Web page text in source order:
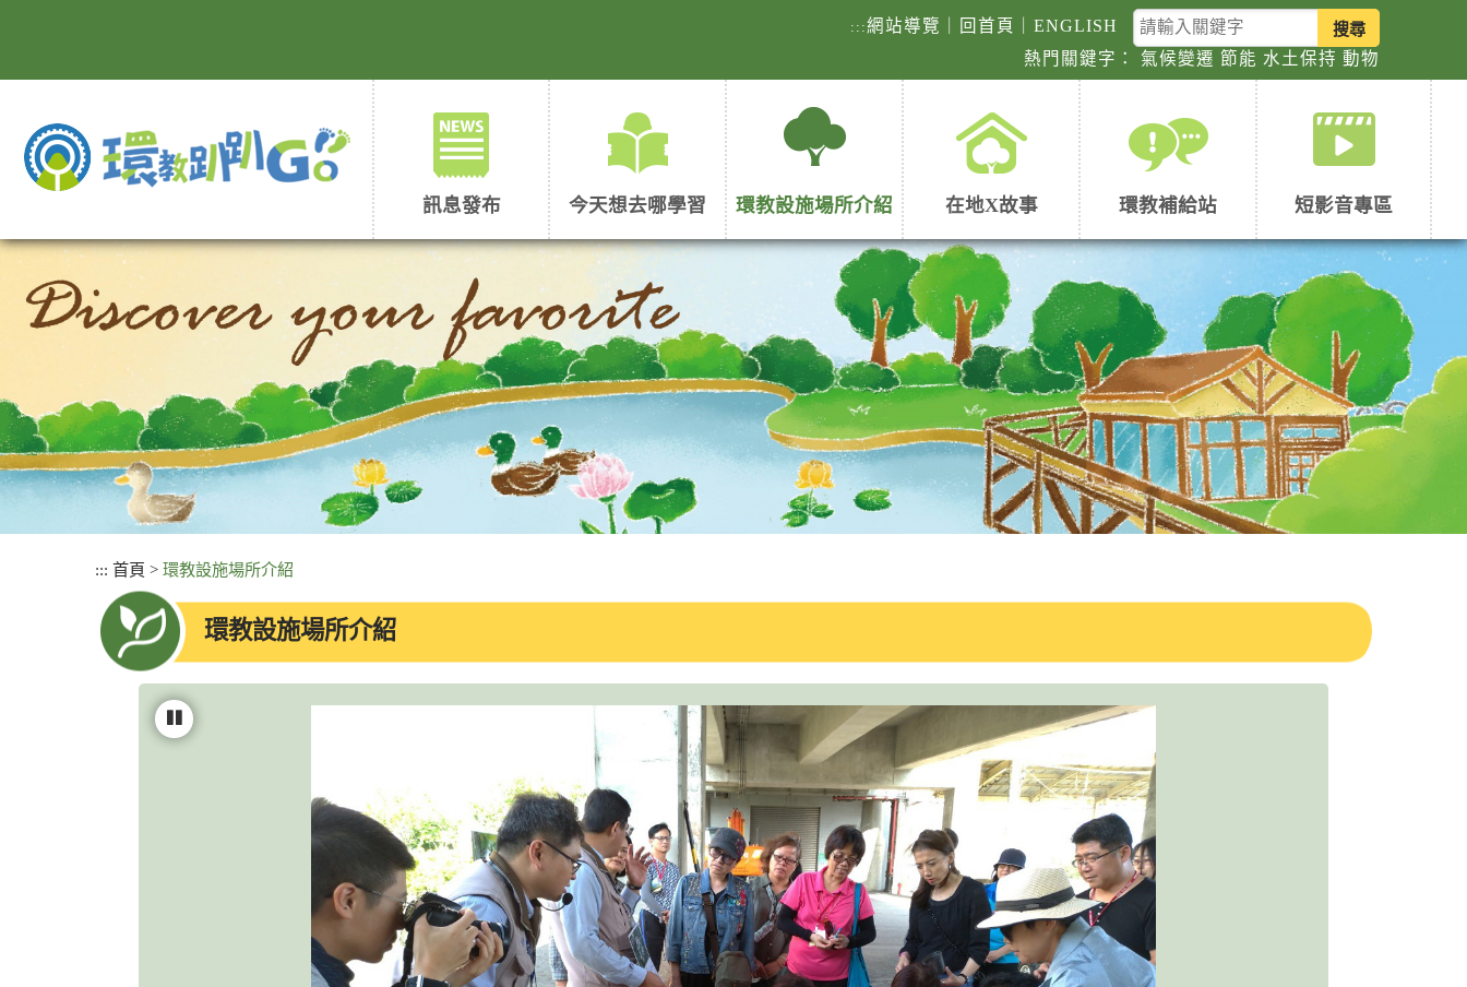
要
:::網站導覽 回首頁 ｜ENGLISH
關
鍵
字
熱門關鍵字：氣候變遷 節能 水土保持 動物
訊息發布 今天想去哪學習 環教設施場所介紹 在地X故事 環教補給站 短影音專區
::: 首頁 > 環教設施場所介紹
環教設施場所介紹